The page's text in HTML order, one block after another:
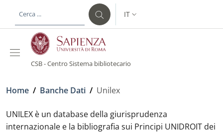
al contenuto principale
SELETTORE LINGUA:
IT
CSB - Centro Sistema bibliotecario
Briciole di pane
Home / Banche Dati / Unilex
UNILEX è un database della giurisprudenza
internazionale e la bibliografia sui Principi UNIDROIT dei